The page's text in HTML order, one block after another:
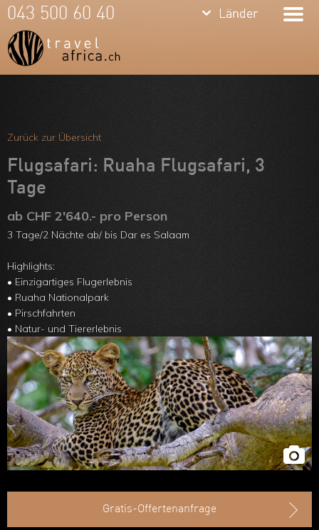
Team
Über uns
Feedbacks
Kontakt
keyboard_arrow_down Länder
Simbabwe
Uganda
Äthiopien
Madagaskar
Marokko
keyboard_arrow_down Länder
043 500 60 40
Zurück zur Übersicht
Flugsafari: Ruaha Flugsafari, 3
Tage
ab CHF 2'640.- pro Person
3 Tage/2 Nächte ab/ bis Dar es Salaam
Highlights:
• Einzigartiges Flugerlebnis
• Ruaha Nationalpark
• Pirschfahrten
• Natur- und Tiererlebnis
Gratis-Offertenanfrage